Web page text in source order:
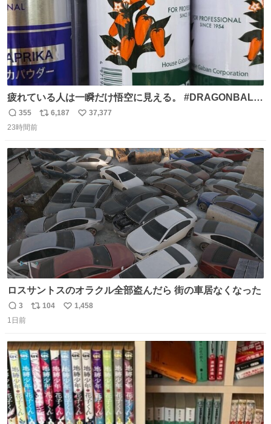
疲れている人は一瞬だけ悟空に見える。 #DRAGONBALL
#ドラゴンボール
返
信
355
リ
ト
数
6,187
い
数
37,377
23時間前
ロスサントスのオラクル全部盗んだら 街の車居なくなった
返
信
3
リ
ト
数
104
い
数
1,458
1日前